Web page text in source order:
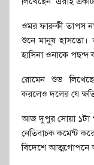
ওমর ফারুকী তাপস
শুনে মানুষ হাসতো।
হাসিনা ওনাকে পছন্দ
রোমেন শুভ
করলেও দলের যে
আজ দুপুর সোয়া ১টা
নেতিবাচক কমেন্ট
বিদেশে আত্মগোপনে